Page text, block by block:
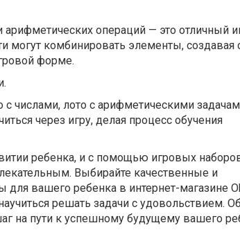
операций — это отличный
могут комбинировать элементы, создавая
форме.
числами, лото с арифметическими
через игру, делая процесс обучения
ребенка, и с помощью игровых
Выбирайте качественные и
для вашего ребенка в интернет-магазине
решать задачи с удовольствием.
на пути к успешному будущему вашего